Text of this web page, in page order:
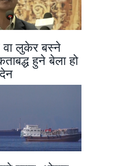
वा लुकेर बस्ने
हुने बेला हो